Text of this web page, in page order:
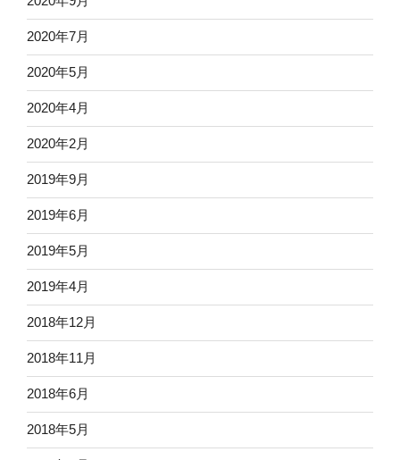
2020年7月
2020年5月
2020年4月
2020年2月
2019年9月
2019年6月
2019年5月
2019年4月
2018年12月
2018年11月
2018年6月
2018年5月